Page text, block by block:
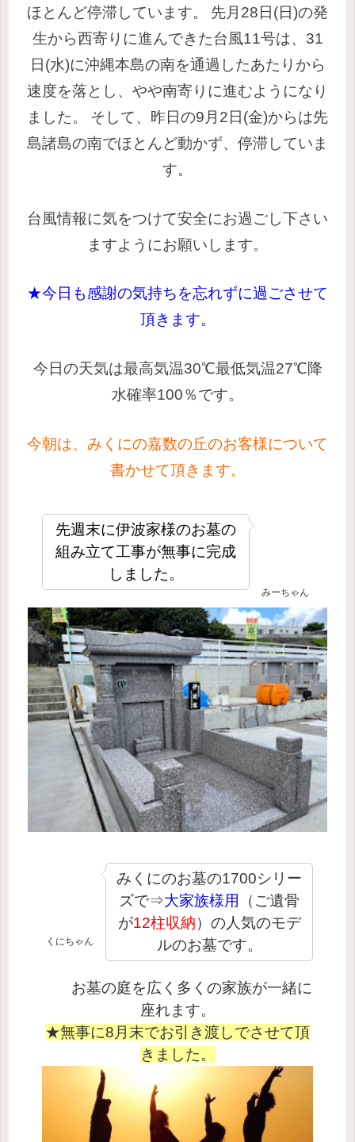
ほとんど停滞しています。
先月28日(日)の発
生から西寄りに進んできた台風11号は、31
日(水)に沖縄本島の南を通過したあたりから
速度を落とし、やや南寄りに進むようになり
ました。
そして、昨日の9月2日(金)からは先
島諸島の南でほとんど動かず、停滞していま
す。
台風情報に気をつけて安全にお過ごし下さい
ますようにお願いします。
★今日も感謝の気持ちを忘れずに過ごさせて
頂きます。
今日の天気は最高気温30℃最低気温27℃降
水確率100％です。
今朝は、みくにの嘉数の丘のお客様について
書かせて頂きます。
みーちゃん
先週末に伊波家様のお墓の
組み立て工事が無事に完成
しました。
くにちゃん
みくにのお墓の1700シリー
ズで⇒大家族様用 （ご遺骨
が12柱収納）の人気のモデ
ルのお墓です。
お墓の庭を広く多くの家族が一緒に
座れます。
★無事に8月末でお引き渡しでさせて頂
きました。